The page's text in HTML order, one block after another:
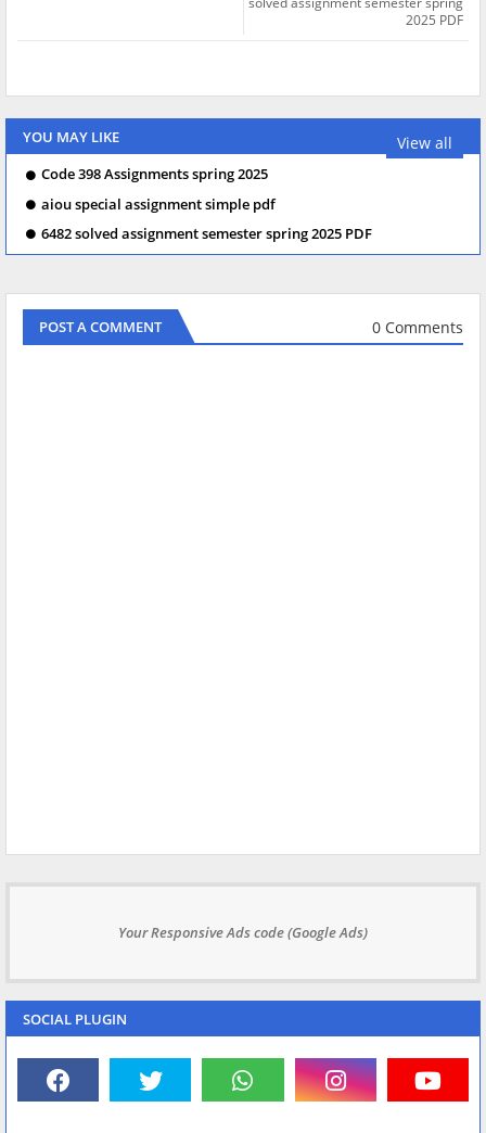
2025 PDF
YOU MAY LIKE View all
Code 398 Assignments spring 2025
aiou special assignment simple pdf
6482 solved assignment semester spring 2025 PDF
POST A COMMENT 0 Comments
Your Responsive Ads code (Google Ads)
SOCIAL PLUGIN